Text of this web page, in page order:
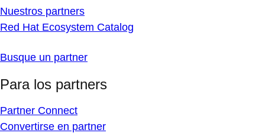
Nuestros partners
Red Hat Ecosystem Catalog
Busque un partner
Para los partners
Partner Connect
Convertirse en partner